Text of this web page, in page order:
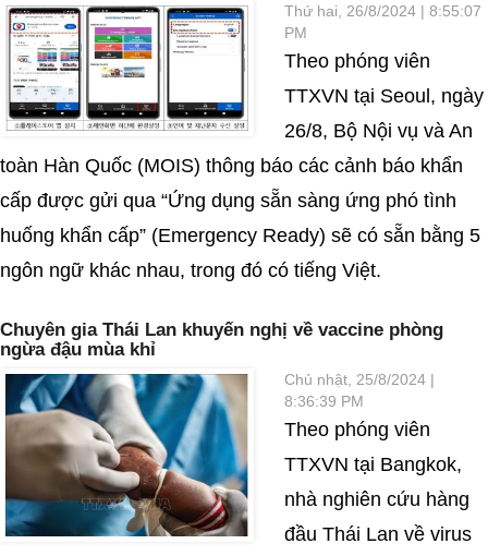
Thứ hai, 26/8/2024 | 8:55:07
PM
Theo phóng viên
TTXVN tại Seoul, ngày
26/8, Bộ Nội vụ và An
toàn Hàn Quốc (MOIS) thông báo các cảnh báo khẩn
cấp được gửi qua “Ứng dụng sẵn sàng ứng phó tình
huống khẩn cấp” (Emergency Ready) sẽ có sẵn bằng 5
ngôn ngữ khác nhau, trong đó có tiếng Việt.
Chuyên gia Thái Lan khuyến nghị về vaccine phòng
ngừa đậu mùa khỉ
Chủ nhật, 25/8/2024 |
8:36:39 PM
Theo phóng viên
TTXVN tại Bangkok,
nhà nghiên cứu hàng
đầu Thái Lan về virus